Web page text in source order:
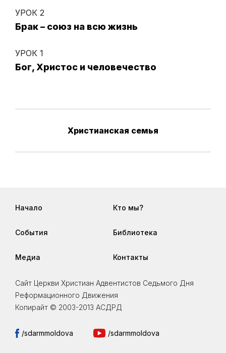
УРОК 2
Брак – союз на всю жизнь
УРОК 1
Бог, Христос и человечество
Христианская семья
Начало Кто мы?
События Библиотека
Медиа Контакты
Сайт Церкви Христиан Адвентистов Седьмого Дня
Реформационного Движения
Копирайт © 2003-2013 АСДРД
/sdarmmoldova /sdarmmoldova